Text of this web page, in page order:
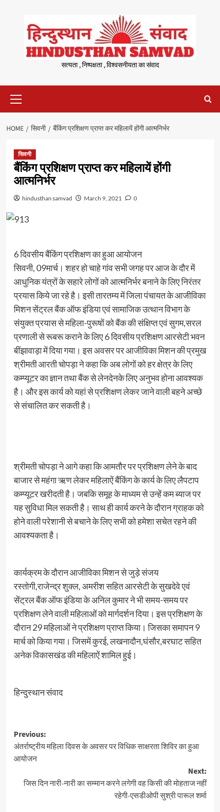
content
सत्यता , निष्पक्षता , विश्वसनीयता का संवाद
Menu
HOME सिवनी बैंकिंग प्रशिक्षण प्राप्त कर महिलायें होंगी आत्मनिर्भर
सिवनी
बैंकिंग प्रशिक्षण प्राप्त कर महिलायें होंगी
आत्मनिर्भर
hindusthan samvad March 9, 2021 0
6 दिवसीय बैंकिंग प्रशिक्षण का हुआ आयोजन
सिवनी, 09मार्च। शहर हो चाहे गांव सभी जगह पर आज के दौर में
आधुनिक यंत्रों के सहारे लोगों को आत्मनिर्भर बनाने के लिए निरंतर
प्रयास किये जा रहे है। इसी तारतम्य में जिला पंचायत के आजीविका
मिशन सेंट्रल बैंक ऑफ इंडिया एवं सामाजिक उत्थान विभाग के
संयुक्त प्रयास से महिला-पुरूषों को बैंक की संक्षिप्त एवं सुगम,सरल
प्रणाली से रूबरू कराने के लिए 6 दिवसीय प्रशिक्षण आरसेटी भवन
बींझावाड़ा में दिया गया। इस अवसर पर आजीविका मिशन की प्रमुख
श्रीमती आरती चोपड़ा ने कहा कि अब लोगों को हर क्षेत्र के लिए
कम्प्यूटर का ज्ञान तथा बैंक से लेनदेनके लिए अनुभव होना आवश्यक
है। और इस कार्य को यहां से प्रशिक्षण लेकर जाने वाली बहने अच्छे
से संचालित कर सकती है।
श्रीमती चोपड़ा ने आगे कहा कि आमतौर पर प्रशिक्षण लेने के बाद
बाजार से महंगा ऋण लेकर महिलाऐं बैंकिंग के कार्य के लिए लैपटाप
कम्प्यूटर खरीदती है। जबकि समूह के माध्यम से उन्हें कम ब्याज पर
यह सुविधा मिल सकती है। साथ ही कार्य करने के दौरान ग्राहक को
होने वाली परेशानी से बचाने के लिए सभी को हमेशा सचेत रहने की
आवश्यकता है।
कार्यक्रम के दौरान आजीविका मिशन से जुड़े संजय
रस्तोगी,राजेन्द्र शुक्ल, अमरीश सहित आरसेटी के सुखदेवे एवं
सेंट्रल बैंक ऑफ इंडिया के अनिल कुमार ने भी समय-समय पर
प्रशिक्षण लेने वाली महिलाओं को मार्गदर्शन दिया। इस प्रशिक्षण के
दौरान 29 महिलाओं ने प्रशिक्षण प्राप्त किया। जिसका समापन 9
मार्च को किया गया। जिसमें कुरई, लखनादौन,घंसौर,बरघाट सहित
अनेक विकासखंड की महिलाऐं शामिल हुई।
हिन्दुस्थान संवाद
Post
navigation
Previous:
अंतर्राष्ट्रीय महिला दिवस के अवसर पर विधिक साक्षरता शिविर का हुआ
आयोजन
Next:
जिस दिन नारी-नारी का सम्मान करने लगेगी वह किसी की मोहताज नहीं
रहेगी-एसडीओपी सुश्री पारूल शर्मा